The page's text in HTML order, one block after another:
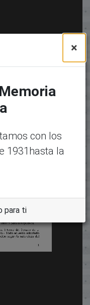
×
con los
1931hasta la
para ti